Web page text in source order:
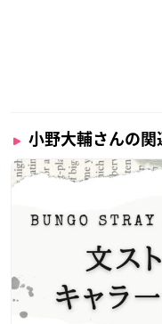
小野大輔さんの関